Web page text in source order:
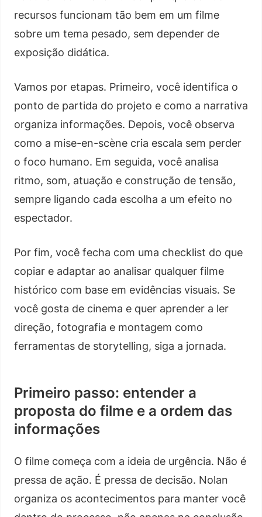
recursos funcionam tão bem em um filme
sobre um tema pesado, sem depender de
exposição didática.
Vamos por etapas. Primeiro, você identifica o
ponto de partida do projeto e como a narrativa
organiza informações. Depois, você observa
como a mise-en-scène cria escala sem perder
o foco humano. Em seguida, você analisa
ritmo, som, atuação e construção de tensão,
sempre ligando cada escolha a um efeito no
espectador.
Por fim, você fecha com uma checklist do que
copiar e adaptar ao analisar qualquer filme
histórico com base em evidências visuais. Se
você gosta de cinema e quer aprender a ler
direção, fotografia e montagem como
ferramentas de storytelling, siga a jornada.
Primeiro passo: entender a
proposta do filme e a ordem das
informações
O filme começa com a ideia de urgência. Não é
pressa de ação. É pressa de decisão. Nolan
organiza os acontecimentos para manter você